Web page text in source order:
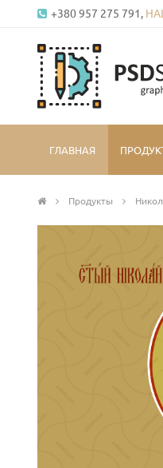
+380 957 275 791,
ГЛАВНАЯ
Продукты